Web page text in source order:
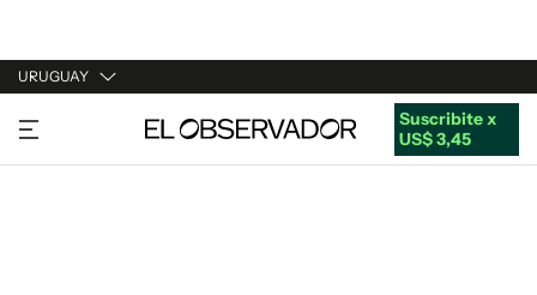
URUGUAY
URUGUAY
ARGENTINA
Suscribite x
US$ 3,45